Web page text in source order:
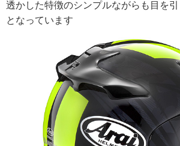
透かした特徴のシンプルながらも目を
となっています